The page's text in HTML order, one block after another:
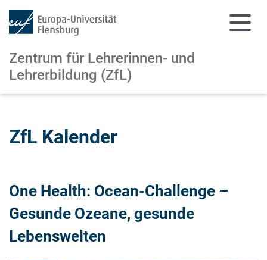
Zentrum für Lehrerinnen- und
Lehrerbildung (ZfL)
ZfL Kalender
One Health: Ocean-Challenge –
Gesunde Ozeane, gesunde
Lebenswelten